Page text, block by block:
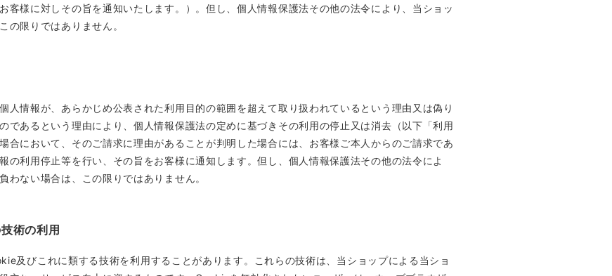
客様に対しその旨を通知いたします。）。但し、個人情報保護法その他の法令により、当ショッ
の限りではありません。
人情報が、あらかじめ公表された利用目的の範囲を超えて取り扱われているという理由又は偽り
であるという理由により、個人情報保護法の定めに基づきその利用の停止又は消去（以下「利用
合において、そのご請求に理由があることが判明した場合には、お客様ご本人からのご請求であ
の利用停止等を行い、その旨をお客様に通知します。但し、個人情報保護法その他の法令によ
わない場合は、この限りではありません。
術の利用
及びこれに類する技術を利用することがあります。これらの技術は、当ショップによる当ショ